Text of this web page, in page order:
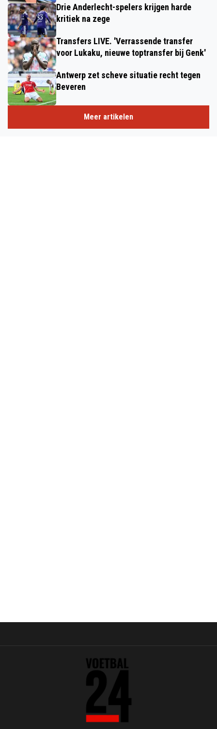
Drie Anderlecht-spelers krijgen harde
kritiek na zege
Transfers LIVE. 'Verrassende transfer
voor Lukaku, nieuwe toptransfer bij Genk'
Antwerp zet scheve situatie recht tegen
Beveren
Meer artikelen